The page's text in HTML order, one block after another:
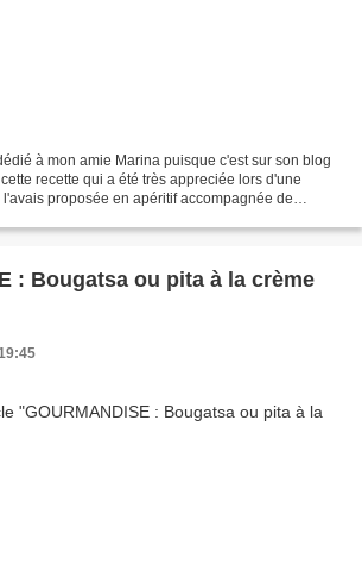
à mon amie Marina puisque c'est sur son blog
recette qui a été très appreciée lors d'une
proposée en apéritif accompagnée de
: Bougatsa ou pita à la crème